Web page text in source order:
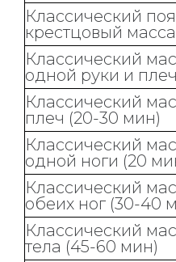
Классический
крестцовый
Классический
одной руки и
Классический
плеч (20-30 мин)
Классический
одной ноги (20
Классический
обеих ног (30-40
Классический
тела (45-60 мин)